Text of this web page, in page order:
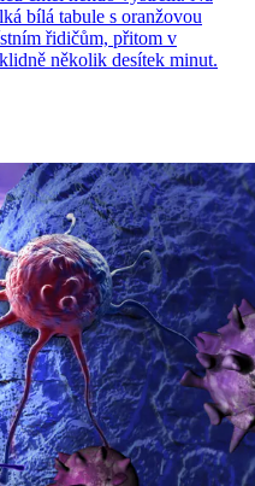
bílá tabule s oranžovou
řidičům, přitom v
několik desítek minut.